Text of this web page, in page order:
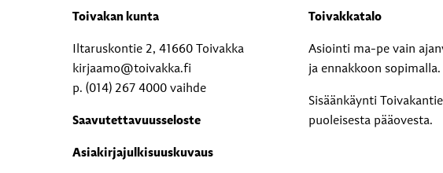
Toivakan kunta
Iltaruskontie 2, 41660 Toivakka
kirjaamo@toivakka.fi
p. (014) 267 4000 vaihde
Saavutettavuusseloste
Asiakirjajulkisuuskuvaus
Toivakkatalo
Asiointi ma-pe vain
ja ennakkoon sopimalla.
Sisäänkäynti
puoleisesta pääovesta.